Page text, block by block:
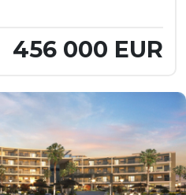
456 000 EUR